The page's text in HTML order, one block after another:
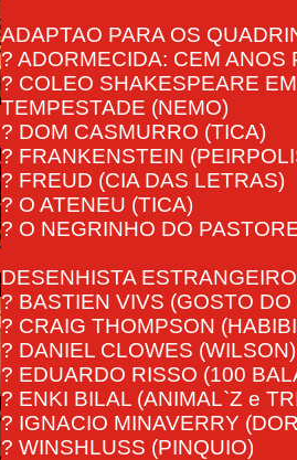
ADAPTAO PARA OS
? ADORMECIDA: CEM
? COLEO SHAKESPEARE
TEMPESTADE (NEMO)
? DOM CASMURRO (TICA)
? FRANKENSTEIN
? FREUD (CIA DAS LETRAS)
? O ATENEU (TICA)
? O NEGRINHO DO
DESENHISTA ESTRANGEIRO
? BASTIEN VIVS (GOSTO
? CRAIG THOMPSON
? DANIEL CLOWES (WILSON)
? EDUARDO RISSO (100
? ENKI BILAL (ANIMAL`Z e
? IGNACIO MINAVERRY
? WINSHLUSS (PINQUIO)